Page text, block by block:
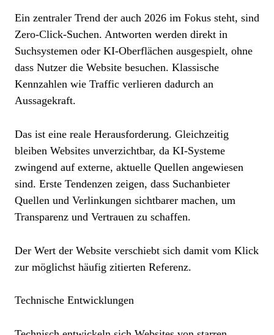
Ein zentraler Trend der auch 2026 im Fokus steht, sind
Zero-Click-Suchen. Antworten werden direkt in
Suchsystemen oder KI-Oberflächen ausgespielt, ohne
dass Nutzer die Website besuchen. Klassische
Kennzahlen wie Traffic verlieren dadurch an
Aussagekraft.
Das ist eine reale Herausforderung. Gleichzeitig
bleiben Websites unverzichtbar, da KI-Systeme
zwingend auf externe, aktuelle Quellen angewiesen
sind. Erste Tendenzen zeigen, dass Suchanbieter
Quellen und Verlinkungen sichtbarer machen, um
Transparenz und Vertrauen zu schaffen.
Der Wert der Website verschiebt sich damit vom Klick
zur möglichst häufig zitierten Referenz.
Technische Entwicklungen